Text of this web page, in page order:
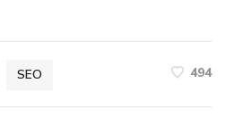
SEO 494